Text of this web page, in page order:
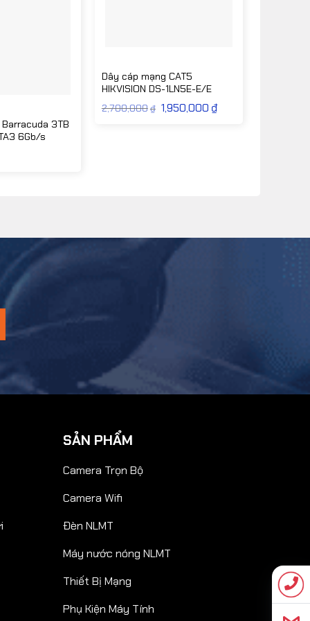
3TB
6Gb/s
Dây cáp mạng CAT5
HIKVISION DS-1LN5E-E/E
2,700,000₫ Giá
gốc
1,950,000 ₫Giá
SẢN PHẨM
Camera Trọn Bộ
Camera Wifi
Đèn NLMT
Máy nước nóng NLMT
Thiết Bị Mạng
Phụ Kiện Máy Tính